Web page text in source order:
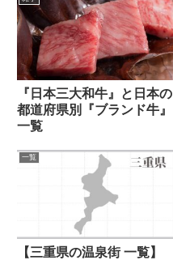
『日本三大和牛』と日本の
都道府県別『ブランド牛』
一覧
一覧
【三重県の温泉街 一覧】